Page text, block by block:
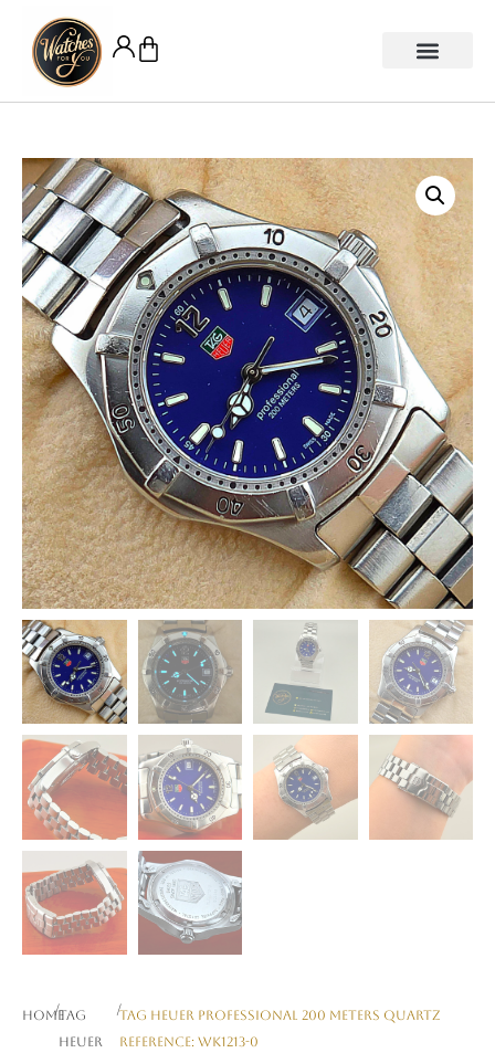
Home
/TAG
Heuer
/TAG Heuer Professional 200 Meters Quartz
Reference: WK1213-0